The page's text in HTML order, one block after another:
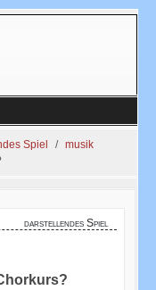
Spiel
musik
darstellendes Spiel